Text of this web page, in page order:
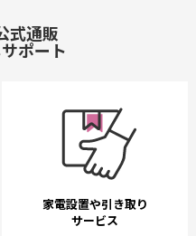
式通販
ポート
家電設置や引き取り
サービス